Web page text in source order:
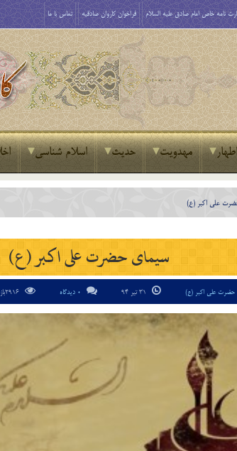
نامه خاص امام صادق علیه السلام فراخوان کاروان صادقیه تماس با ما
مهدویت حدیث اسلام شناسی
علی اکبر (ع)
سیمای حضرت علی اکبر (ع)
حضرت علی اکبر (ع) 0 دیدگاه